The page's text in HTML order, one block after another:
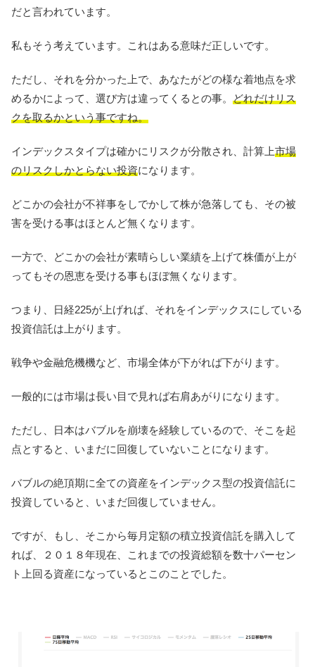
だと言われています。
私もそう考えています。これはある意味だ正しいです。
ただし、それを分かった上で、あなたがどの様な着地点を求
めるかによって、選び方は違ってくるとの事。 どれだけリス
クを取るかという事ですね。
インデックスタイプは確かにリスクが分散され、計算上市場
のリスクしかとらない投資になります。
どこかの会社が不祥事をしでかして株が急落しても、その被
害を受ける事はほとんど無くなります。
一方で、どこかの会社が素晴らしい業績を上げて株価が上が
ってもその恩恵を受ける事もほぼ無くなります。
つまり、日経225が上げれば、それをインデックスにしている
投資信託は上がります。
戦争や金融危機機など、市場全体が下がれば下がります。
一般的には市場は長い目で見れば右肩あがりになります。
ただし、日本はバブルを崩壊を経験しているので、そこを起
点とすると、いまだに回復していないことになります。
バブルの絶頂期に全ての資産をインデックス型の投資信託に
投資していると、いまだ回復していません。
ですが、もし、そこから毎月定額の積立投資信託を購入して
れば、２０１８年現在、これまでの投資総額を数十パーセン
ト上回る資産になっているとこのことでした。